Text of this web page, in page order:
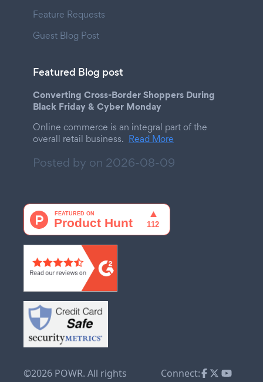
Feature Requests
Guest Blog Post
Featured Blog post
Converting Cross-Border Shoppers During
Black Friday & Cyber Monday
Online commerce is an integral part of the
overall retail business. Read More
Posted by on 2026-08-09
©2026 POWR. All rights
Connect: